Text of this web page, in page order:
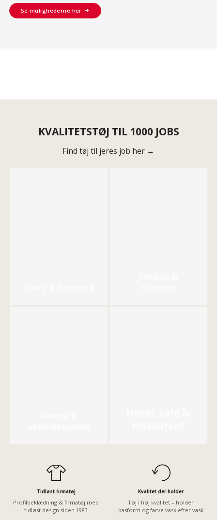
Se mulighederne her
KVALITETSTØJ TIL 1000 JOBS
Find tøj til jeres job her →
Tidløst firmatøj
Profilbeklædning & firmatøj med
tidløst design siden 1983
Kvalitet der holder
Tøj i høj kvalitet – holder
pasform og farve vask efter vask